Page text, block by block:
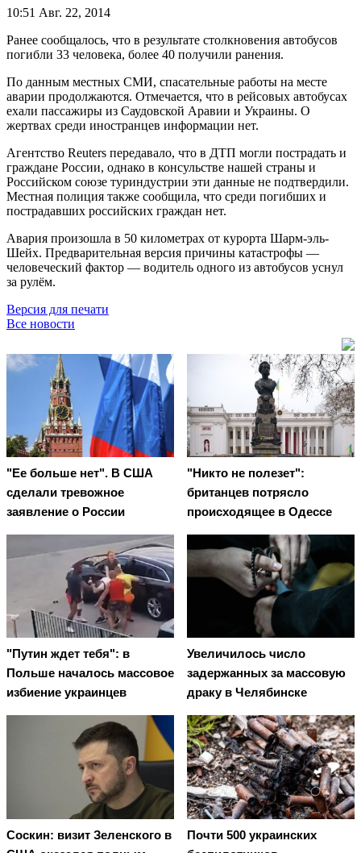
10:51 Авг. 22, 2014
Ранее сообщалось, что в результате столкновения автобусов
погибли 33 человека, более 40 получили ранения.
По данным местных СМИ, спасательные работы на месте
аварии продолжаются. Отмечается, что в рейсовых автобусах
ехали пассажиры из Саудовской Аравии и Украины. О
жертвах среди иностранцев информации нет.
Агентство Reuters передавало, что в ДТП могли пострадать и
граждане России, однако в консульстве нашей страны и
Российском союзе туриндустрии эти данные не подтвердили.
Местная полиция также сообщила, что среди погибших и
пострадавших российских граждан нет.
Авария произошла в 50 километрах от курорта Шарм-эль-
Шейх. Предварительная версия причины катастрофы —
человеческий фактор — водитель одного из автобусов уснул
за рулём.
Версия для печати
Все новости
"Ее больше нет". В США
сделали тревожное
заявление о России
"Никто не полезет":
британцев потрясло
происходящее в Одессе
"Путин ждет тебя": в
Польше началось массовое
избиение украинцев
Увеличилось число
задержанных за массовую
драку в Челябинске
Соскин: визит Зеленского в
Почти 500 украинских